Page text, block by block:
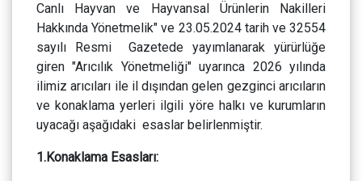
Canlı Hayvan ve Hayvansal Ürünlerin Nakilleri
Hakkında Yönetmelik" ve 23.05.2024 tarih ve 32554
sayılı Resmi Gazetede yayımlanarak yürürlüğe
giren "Arıcılık Yönetmeliği" uyarınca 2026 yılında
ilimiz arıcıları ile il dışından gelen gezginci arıcıların
ve konaklama yerleri ilgili yöre halkı ve kurumların
uyacağı aşağıdaki esaslar belirlenmiştir.
1.Konaklama Esasları: